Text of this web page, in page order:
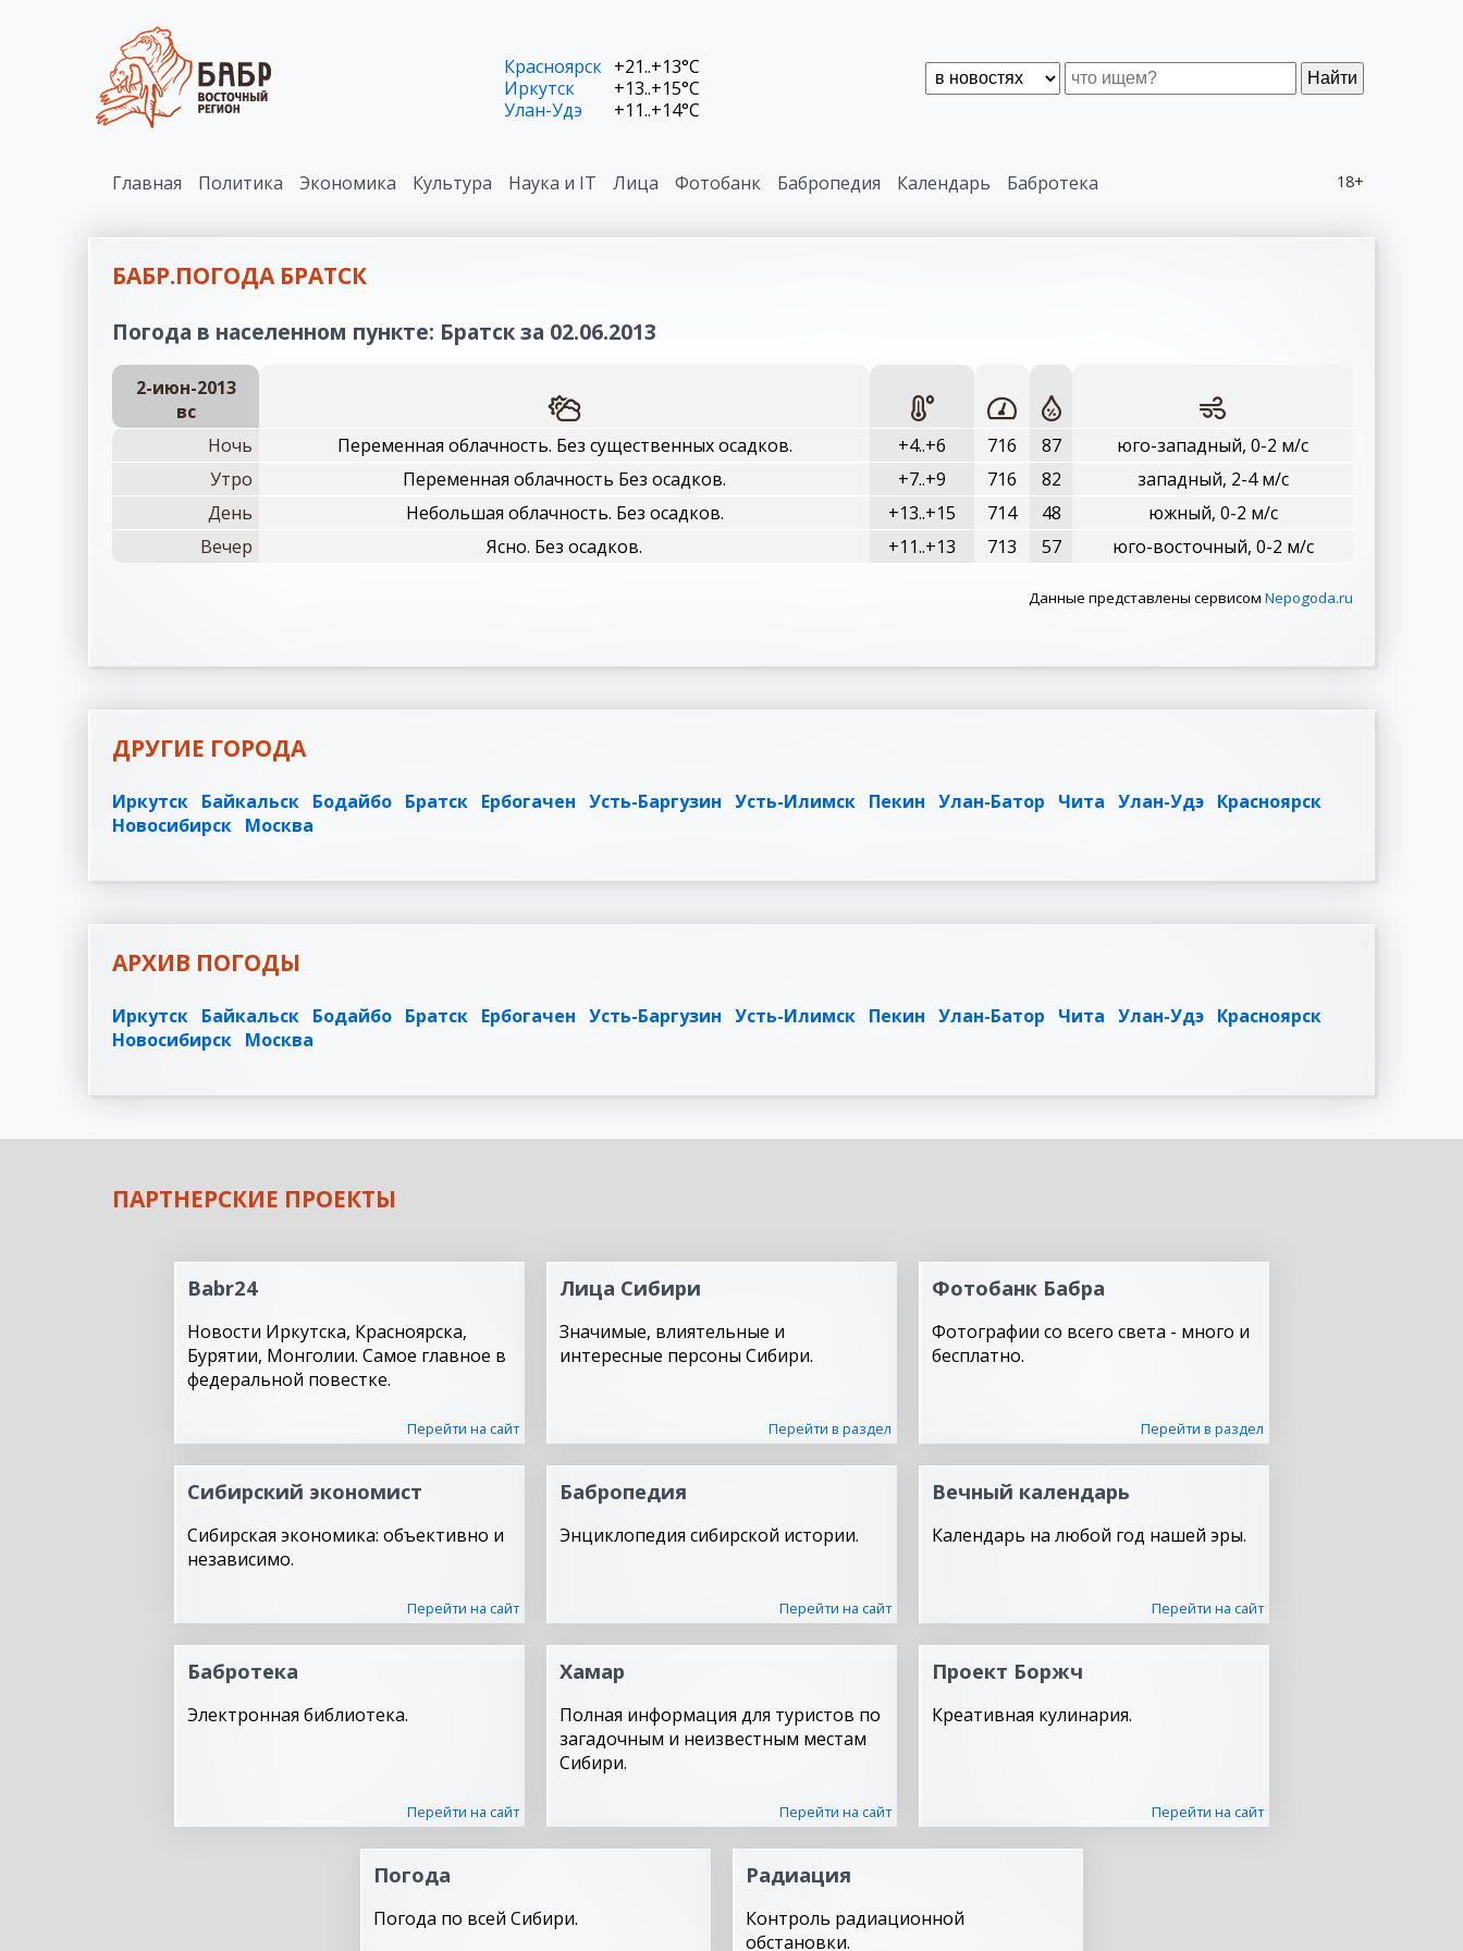
Найти
Красноярск +21..+13°C
Иркутск
+13..+15°C
Улан-Удэ
+11..+14°C
18+
Главная Политика Экономика Культура Наука и IT Лица Фотобанк Бабропедия Календарь Бабротека
БАБР.ПОГОДА БРАТСК
Погода в населенном пункте: Братск за 02.06.2013
2-июн-2013
вc
Ночь
Переменная облачность. Без существенных осадков. +4..+6 716 87
юго-западный, 0-2 м/с
Утро
Переменная облачность Без осадков. +7..+9 716 82
западный, 2-4 м/с
День
Небольшая облачность. Без осадков. +13..+15 714 48
южный, 0-2 м/с
Вечер
Ясно. Без осадков. +11..+13 713 57 юго-восточный, 0-2 м/с
Данные представлены сервисом Nepogoda.ru
ДРУГИЕ ГОРОДА
Иркутск Байкальск Бодайбо Братск Ербогачен Усть-Баргузин Усть-Илимск Пекин Улан-Батор Чита Улан-Удэ Красноярск
Новосибирск Москва
АРХИВ ПОГОДЫ
Иркутск Байкальск Бодайбо Братск Ербогачен Усть-Баргузин Усть-Илимск Пекин Улан-Батор Чита Улан-Удэ Красноярск
Новосибирск Москва
ПАРТНЕРСКИЕ ПРОЕКТЫ
Babr24
Новости Иркутска, Красноярска,
Бурятии, Монголии. Самое главное в
федеральной повестке.
Перейти на сайт
Лица Сибири
Значимые, влиятельные и
интересные персоны Сибири.
Перейти в раздел
Фотобанк Бабра
Фотографии со всего света - много и
бесплатно.
Перейти в раздел
Сибирский экономист
Сибирская экономика: объективно и
независимо.
Перейти на сайт
Бабропедия
Энциклопедия сибирской истории.
Перейти на сайт
Вечный календарь
Календарь на любой год нашей эры.
Перейти на сайт
Бабротека
Электронная библиотека.
Перейти на сайт
Хамар
Полная информация для туристов по
загадочным и неизвестным местам
Сибири.
Перейти на сайт
Проект Боржч
Креативная кулинария.
Перейти на сайт
Погода
Погода по всей Сибири.
Радиация
Контроль радиационной
обстановки.